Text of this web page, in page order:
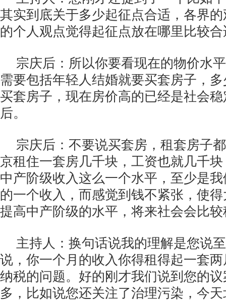
其实到底关于多少起征点合适，各界
的个人观点觉得起征点放在哪里比较
宗庆后：所以你要看现在的物价水
需要包括年轻人结婚就要买套房子，
买套房子，现在房价高的已经是社会
后。
宗庆后：不要说买套房，租套房子
京租住一套房几千块，工资也就几千
中产阶级收入这么一个水平，至少是
的一个收入，而感觉到钱不紧张，使
提高中产阶级的水平，将来社会会比
主持人：换句话说我的理解是您说
说，你一个月的收入你得租得起一套
纳税的问题。好的刚才我们说到您的
多，比如说您还关注了治理污染，今